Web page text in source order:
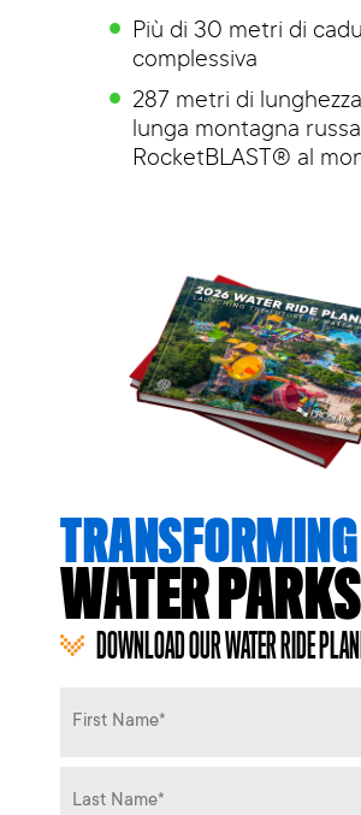
Più di 30 metri di
complessiva
287 metri di
lunga montagna
RocketBLAST® al
TRANSFORMING
WATER PARKS
DOWNLOAD OUR WATER RIDE
Name *